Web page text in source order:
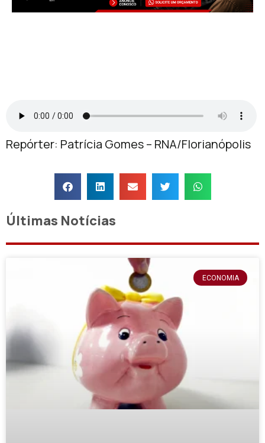
Repórter: Patrícia Gomes – RNA/Florianópolis
Últimas Notícias
ECONOMIA